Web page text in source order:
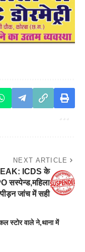
NEXT ARTICLE
ICDS के
सस्पेन्ड,महिला
जांच में सही
स्टोर वाले ने,थाना में